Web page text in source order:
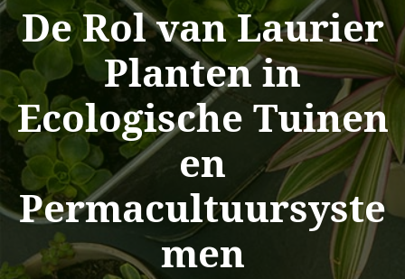
De Rol van Laurier
Planten in
Ecologische Tuinen
en
Permacultuursyste
men